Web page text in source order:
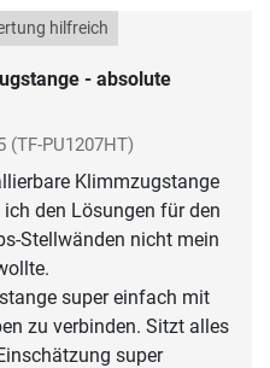
- absolute
hilfreich
(TF-PU1207HT)
Klimmzugstange
den Lösungen für den
Stellwänden nicht mein
super einfach mit
zu verbinden. Sitzt alles
super